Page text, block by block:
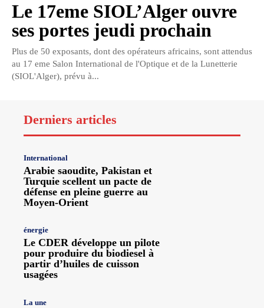
Le 17eme SIOL’Alger ouvre
ses portes jeudi prochain
Plus de 50 exposants, dont des opérateurs africains, sont attendus
au 17 eme Salon International de l'Optique et de la Lunetterie
(SIOL'Alger), prévu à...
Derniers articles
International
Arabie saoudite, Pakistan et
Turquie scellent un pacte de
défense en pleine guerre au
Moyen-Orient
énergie
Le CDER développe un pilote
pour produire du biodiesel à
partir d’huiles de cuisson
usagées
La une